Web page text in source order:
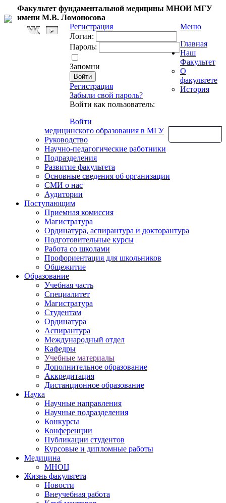
Факультет фундаментальной медицины МНОИ МГУ
имени М.В. Ломоносова
Регистрация
Логин:
Пароль:
Запомни
Регистрация
Забыли свой пароль?
Войти как пользователь:
Войти
Меню
Главная
Наш
Факультет
О
факультете
История
медицинского образования в МГУ
Руководство
Научно-педагогические работники
Подразделения
Развитие факультета
Основные сведения об организации
СМИ о нас
Аудитории
Поступающим
Приемная комиссия
Магистратура
Ординатура, аспирантура и докторантура
Подготовительные курсы
Работа со школами
Профориентация для школьников
Общежитие
Образование
Учебная часть
Специалитет
Магистратура
Студентам
Ординатура
Аспирантура
Международный отдел
Кафедры
Учебные материалы
Дополнительное образование
Аккредитация
Дистанционное образование
Наука
Научные направления
Научные подразделения
Конкурсы
Конференции
Публикации студентов
Курсовые и дипломные работы
Медицина
МНОЦ
Жизнь факультета
Новости
Внеучебная работа